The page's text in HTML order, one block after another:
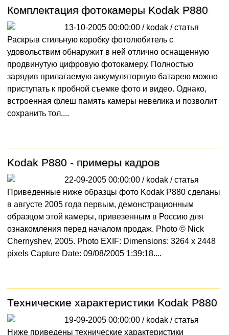
Комплектация фотокамеры Kodak P880
13-10-2005 00:00:00 / kodak /статья
Раскрыв стильную коробку фотолюбитель с
удовольствим обнаружит в ней отлично оснащенную
продвинутую цифровую фотокамеру. Полностью
зарядив прилагаемую аккумуляторную батарею можно
приступать к пробной съемке фото и видео. Однако,
встроенная флеш память камеры невелика и позволит
сохранить тол....
Kodak P880 - примеры кадров
22-09-2005 00:00:00 / kodak /статья
Приведенные ниже образцы фото Kodak P880 сделаны
в августе 2005 года первым, демонстрационным
образцом этой камеры, привезенным в Россию для
ознакомления перед началом продаж. Photo © Nick
Chernyshev, 2005. Photo EXIF: Dimensions: 3264 x 2448
pixels Capture Date: 09/08/2005 1:39:18....
Технические характеристики Kodak P880
19-09-2005 00:00:00 / kodak /статья
Ниже приведены технические характеристики